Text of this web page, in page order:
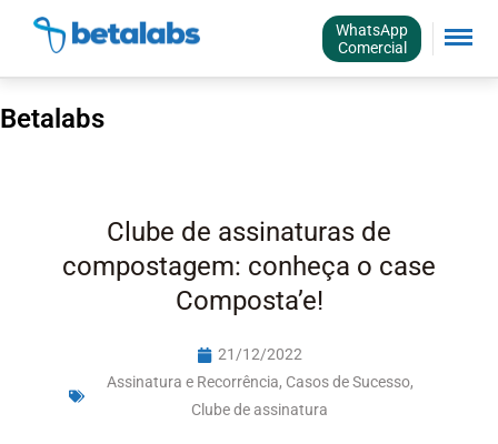
WhatsApp
Comercial
Betalabs
Clube de assinaturas de
compostagem: conheça o case
Composta’e!
21/12/2022
Assinatura e Recorrência, Casos de Sucesso,
Clube de assinatura